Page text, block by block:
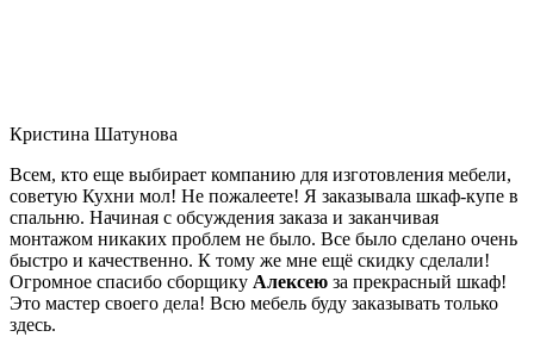
Кристина Шатунова
Всем, кто еще выбирает компанию для изготовления мебели,
советую Кухни мол! Не пожалеете! Я заказывала шкаф-купе в
спальню. Начиная с обсуждения заказа и заканчивая
монтажом никаких проблем не было. Все было сделано очень
быстро и качественно. К тому же мне ещё скидку сделали!
Огромное спасибо сборщику Алексею за прекрасный шкаф!
Это мастер своего дела! Всю мебель буду заказывать только
здесь.